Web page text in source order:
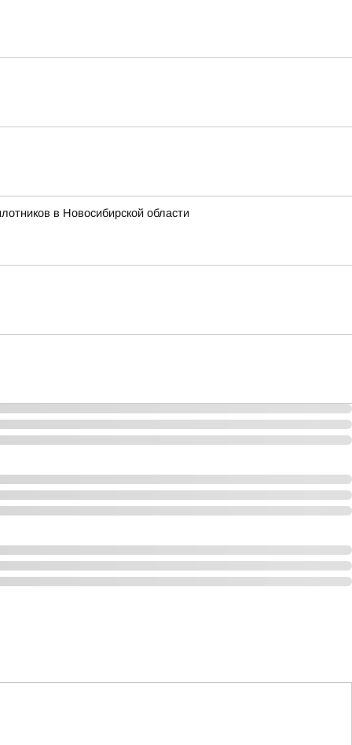
в Новосибирской области